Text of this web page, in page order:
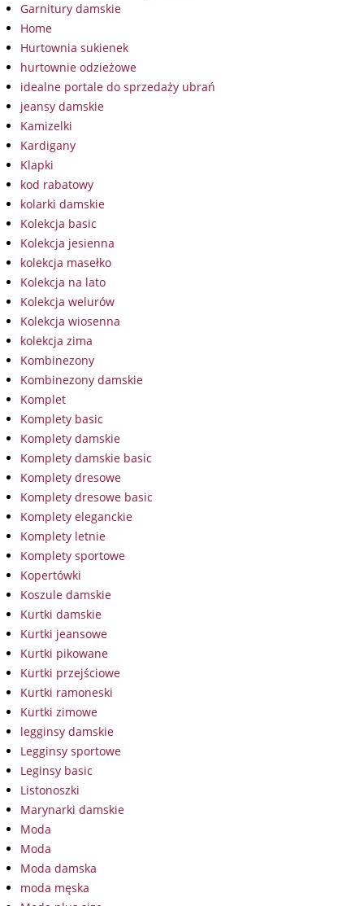
Garnitury damskie
Home
Hurtownia sukienek
hurtownie odzieżowe
idealne portale do sprzedaży ubrań
jeansy damskie
Kamizelki
Kardigany
Klapki
kod rabatowy
kolarki damskie
Kolekcja basic
Kolekcja jesienna
kolekcja masełko
Kolekcja na lato
Kolekcja welurów
Kolekcja wiosenna
kolekcja zima
Kombinezony
Kombinezony damskie
Komplet
Komplety basic
Komplety damskie
Komplety damskie basic
Komplety dresowe
Komplety dresowe basic
Komplety eleganckie
Komplety letnie
Komplety sportowe
Kopertówki
Koszule damskie
Kurtki damskie
Kurtki jeansowe
Kurtki pikowane
Kurtki przejściowe
Kurtki ramoneski
Kurtki zimowe
legginsy damskie
Legginsy sportowe
Leginsy basic
Listonoszki
Marynarki damskie
Moda
Moda
Moda damska
moda męska